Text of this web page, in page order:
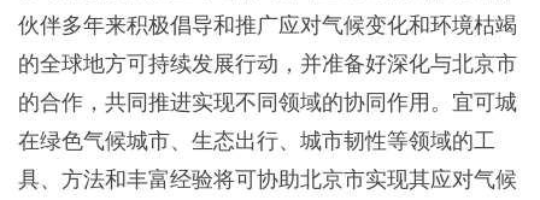
伙伴多年来积极倡导和推广应对气候变化和环境枯竭
的全球地方可持续发展行动，并准备好深化与北京市
的合作，共同推进实现不同领域的协同作用。宜可城
在绿色气候城市、生态出行、城市韧性等领域的工
具、方法和丰富经验将可协助北京市实现其应对气候